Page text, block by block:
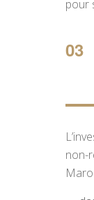
pour
non-